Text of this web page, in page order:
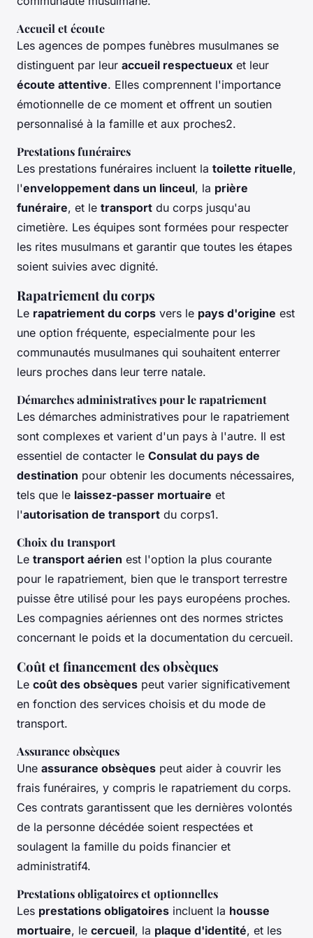
Accueil et écoute
Les agences de pompes funèbres musulmanes se
distinguent par leur accueil respectueux et leur
écoute attentive. Elles comprennent l'importance
émotionnelle de ce moment et offrent un soutien
personnalisé à la famille et aux proches2.
Prestations funéraires
Les prestations funéraires incluent la toilette rituelle,
l'enveloppement dans un linceul, la prière
funéraire, et le transport du corps jusqu'au
cimetière. Les équipes sont formées pour respecter
les rites musulmans et garantir que toutes les étapes
soient suivies avec dignité.
Rapatriement du corps
Le rapatriement du corps vers le pays d'origine est
une option fréquente, especialmente pour les
communautés musulmanes qui souhaitent enterrer
leurs proches dans leur terre natale.
Démarches administratives pour le rapatriement
Les démarches administratives pour le rapatriement
sont complexes et varient d'un pays à l'autre. Il est
essentiel de contacter le Consulat du pays de
destination pour obtenir les documents nécessaires,
tels que le laissez-passer mortuaire et
l'autorisation de transport du corps1.
Choix du transport
Le transport aérien est l'option la plus courante
pour le rapatriement, bien que le transport terrestre
puisse être utilisé pour les pays européens proches.
Les compagnies aériennes ont des normes strictes
concernant le poids et la documentation du cercueil.
Coût et financement des obsèques
Le coût des obsèques peut varier significativement
en fonction des services choisis et du mode de
transport.
Assurance obsèques
Une assurance obsèques peut aider à couvrir les
frais funéraires, y compris le rapatriement du corps.
Ces contrats garantissent que les dernières volontés
de la personne décédée soient respectées et
soulagent la famille du poids financier et
administratif4.
Prestations obligatoires et optionnelles
Les prestations obligatoires incluent la housse
mortuaire, le cercueil, la plaque d'identité, et les